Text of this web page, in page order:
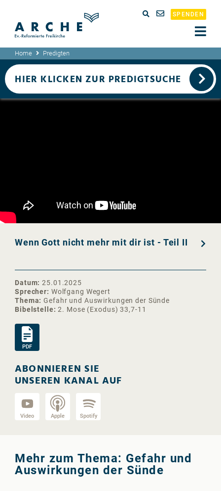
SPENDEN
Home Predigten
Wenn Gott nicht mehr mit dir ist - Teil II
Datum 25.01.2025
Sprecher
Wolfgang Wegert
Thema
Gefahr und Auswirkungen der Sünde
Bibelstelle 2. Mose (Exodus) 33,7-11
PDF
ABONNIEREN SIE
UNSEREN KANAL AUF
Video Apple Spotify
HIER KLICKEN ZUR PREDIGTSUCHE
Mehr zum Thema: Gefahr und
Auswirkungen der Sünde